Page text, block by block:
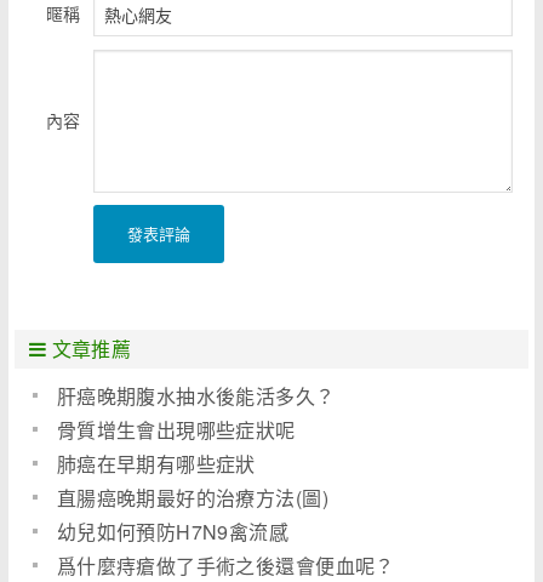
暱稱
內容
發表評論
文章推薦
肝癌晚期腹水抽水後能活多久？
骨質增生會出現哪些症狀呢
肺癌在早期有哪些症狀
直腸癌晚期最好的治療方法(圖)
幼兒如何預防H7N9禽流感
爲什麼痔瘡做了手術之後還會便血呢？